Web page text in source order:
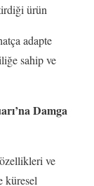
ürün
adapte
sahip ve
Damga
ve
küresel